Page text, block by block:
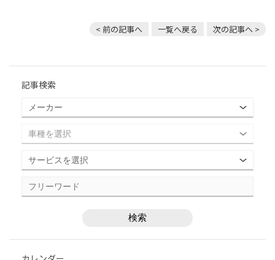
< 前の記事へ 一覧へ戻る 次の記事へ >
記事検索